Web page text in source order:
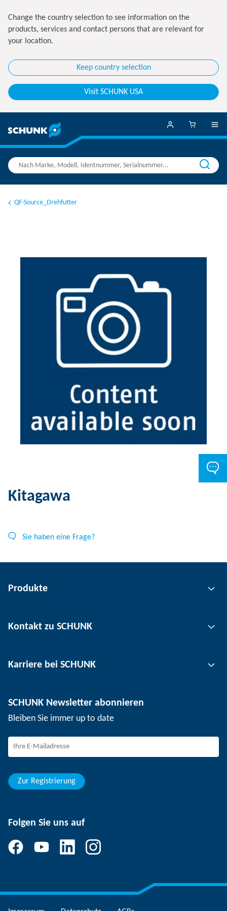
Change the country selection to see information on the
products, services and contact persons that are relevant for
your location.
Keep country selection
Visit SCHUNK USA
QF-Source_Drehfutter
Kitagawa
Sie haben eine Frage?
Produkte
Automatisierungstechnik
Werkstückspanntechnik
Kontakt zu SCHUNK
Standorte
Veranstaltungen
SCHUNK – Hinweisgebersystem
Karriere bei SCHUNK
Arbeiten bei SCHUNK
Berufseinsteiger
Schüler
SCHUNK Newsletter abonnieren
Bleiben Sie immer up to date
Zur Registrierung
Folgen Sie uns auf